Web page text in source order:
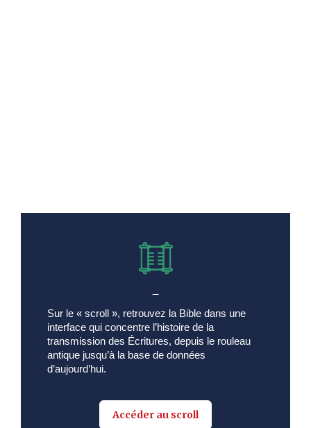
Sur le « scroll », retrouvez la Bible dans une
interface qui concentre l’histoire de la
transmission des Écritures, depuis le rouleau
antique jusqu’à la base de données
d’aujourd’hui.
Accéder au scroll